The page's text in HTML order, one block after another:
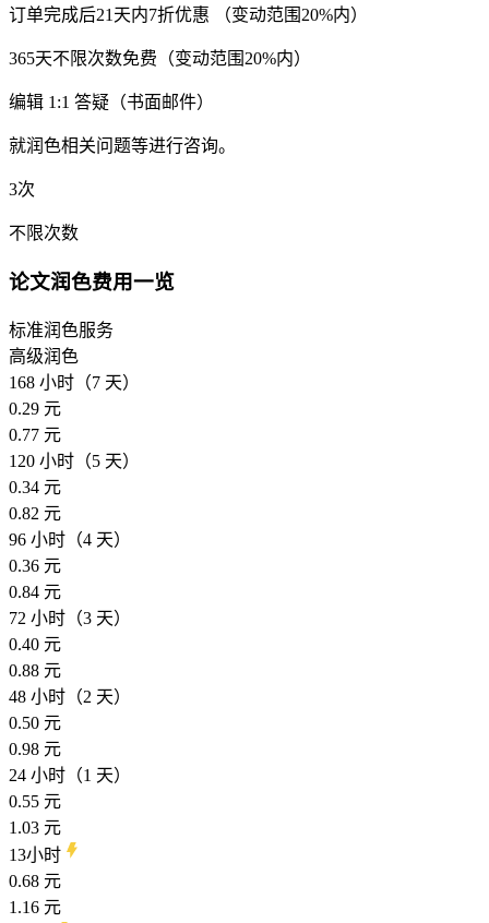
订单完成后21天内7折优惠 （变动范围20%内）
365天不限次数免费（变动范围20%内）
编辑 1:1 答疑（书面邮件）
就润色相关问题等进行咨询。
3次
不限次数
论文润色费用一览
标准润色服务
高级润色
168 小时（7 天）
0.29 元
0.77 元
120 小时（5 天）
0.34 元
0.82 元
96 小时（4 天）
0.36 元
0.84 元
72 小时（3 天）
0.40 元
0.88 元
48 小时（2 天）
0.50 元
0.98 元
24 小时（1 天）
0.55 元
1.03 元
13小时
0.68 元
1.16 元